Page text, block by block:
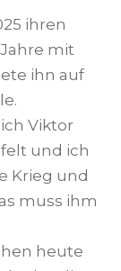
ihren
mit
ihn auf
Viktor
und ich
Krieg und
muss ihm
heute